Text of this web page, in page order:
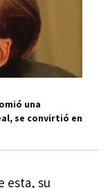
una
se convirtió en
esta, su